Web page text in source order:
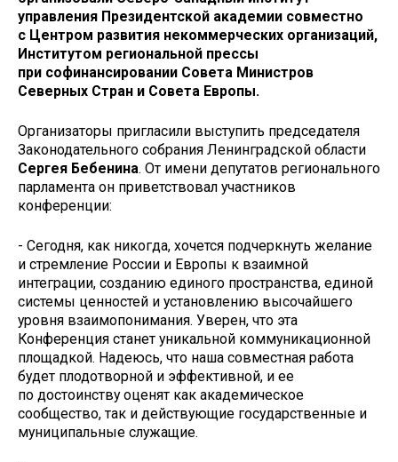
управления Президентской академии совместно
с Центром развития некоммерческих организаций,
Институтом региональной прессы
при софинансировании Совета Министров
Северных Стран и Совета Европы.
Организаторы пригласили выступить председателя
Законодательного собрания Ленинградской области
Сергея Бебенина. От имени депутатов регионального
парламента он приветствовал участников
конференции:
- Сегодня, как никогда, хочется подчеркнуть желание
и стремление России и Европы к взаимной
интеграции, созданию единого пространства, единой
системы ценностей и установлению высочайшего
уровня взаимопонимания. Уверен, что эта
Конференция станет уникальной коммуникационной
площадкой. Надеюсь, что наша совместная работа
будет плодотворной и эффективной, и ее
по достоинству оценят как академическое
сообщество, так и действующие государственные и
муниципальные служащие.